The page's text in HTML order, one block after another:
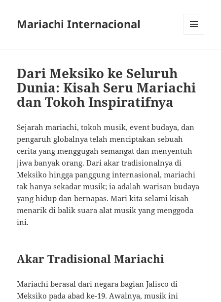
Mariachi Internacional
Dari Meksiko ke Seluruh
Dunia: Kisah Seru Mariachi
dan Tokoh Inspiratifnya
Sejarah mariachi, tokoh musik, event budaya, dan
pengaruh globalnya telah menciptakan sebuah
cerita yang menggugah semangat dan menyentuh
jiwa banyak orang. Dari akar tradisionalnya di
Meksiko hingga panggung internasional, mariachi
tak hanya sekadar musik; ia adalah warisan budaya
yang hidup dan bernapas. Mari kita selami kisah
menarik di balik suara alat musik yang menggoda
ini.
Akar Tradisional Mariachi
Mariachi berasal dari negara bagian Jalisco di
Meksiko pada abad ke-19. Awalnya, musik ini